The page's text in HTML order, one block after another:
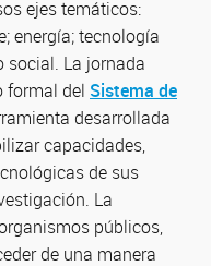
ejes temáticos:
energía; tecnología
social. La jornada
formal del Sistema de
desarrollada
capacidades,
de sus
La
públicos,
de una manera